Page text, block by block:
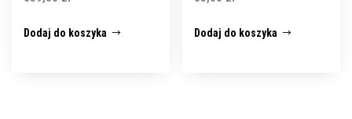
Dodaj do koszyka Dodaj do koszyka